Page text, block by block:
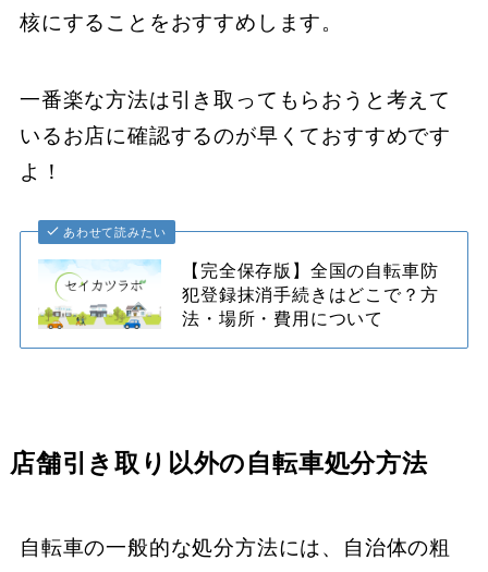
核にすることをおすすめします。
一番楽な方法は引き取ってもらおうと考えて
いるお店に確認するのが早くておすすめです
よ！
あわせて読みたい
【完全保存版】全国の自転車防
犯登録抹消手続きはどこで？方
法・場所・費用について
店舗引き取り以外の自転車処分方法
自転車の一般的な処分方法には、​自治体の粗